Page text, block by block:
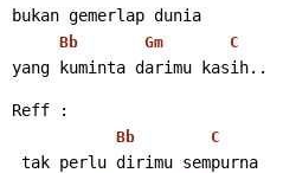
bukan gemerlap dunia
Bb Gm C
yang kuminta darimu kasih..
Reff :
Bb C
tak perlu dirimu sempurna